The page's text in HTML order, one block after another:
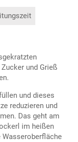
und Grieß
und dieses
reduzieren und
Das geht am
im heißen
Wasseroberfläche